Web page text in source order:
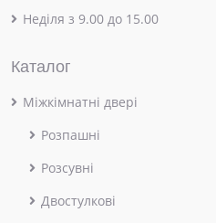
Неділя з 9.00 до 15.00
Каталог
Міжкімнатні двері
Розпашні
Розсувні
Двостулкові